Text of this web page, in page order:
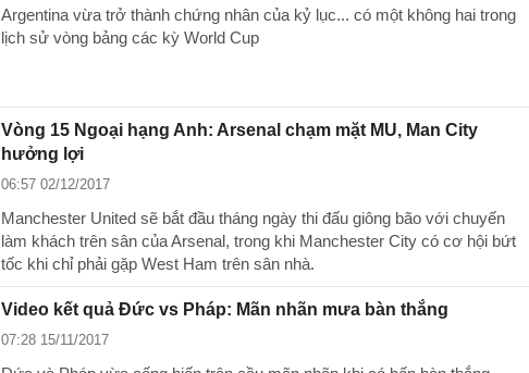
Argentina vừa trở thành chứng nhân của kỷ lục... có một không hai trong
lịch sử vòng bảng các kỳ World Cup
Vòng 15 Ngoại hạng Anh: Arsenal chạm mặt MU, Man City
hưởng lợi
06:57 02/12/2017
Manchester United sẽ bắt đầu tháng ngày thi đấu giông bão với chuyến
làm khách trên sân của Arsenal, trong khi Manchester City có cơ hội bứt
tốc khi chỉ phải gặp West Ham trên sân nhà.
Video kết quả Đức vs Pháp: Mãn nhãn mưa bàn thắng
07:28 15/11/2017